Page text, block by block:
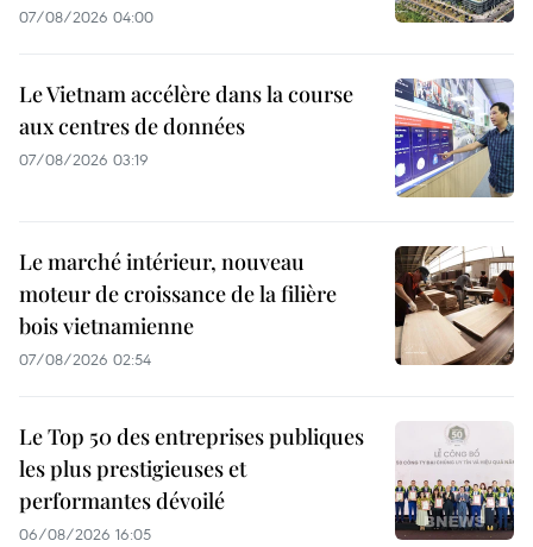
07/08/2026 04:00
Le Vietnam accélère dans la course
aux centres de données
07/08/2026 03:19
Le marché intérieur, nouveau
moteur de croissance de la filière
bois vietnamienne
07/08/2026 02:54
Le Top 50 des entreprises publiques
les plus prestigieuses et
performantes dévoilé
06/08/2026 16:05